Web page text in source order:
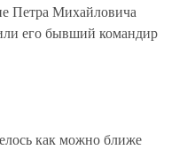
Петра Михайловича
его бывший командир
как можно ближе